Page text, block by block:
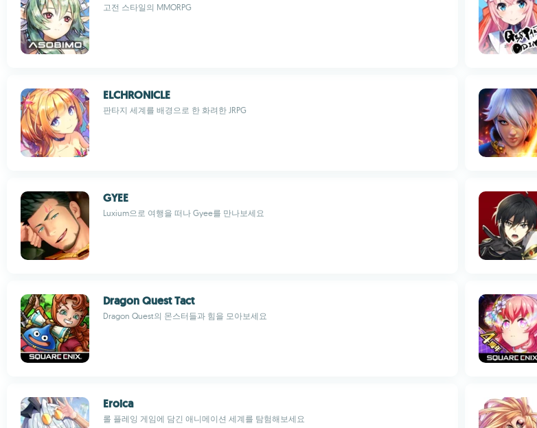
고전 스타일의 MMORPG
ELCHRONICLE
판타지 세계를 배경으로 한 화려한 JRPG
GYEE
Luxium으로 여행을 떠나 Gyee를 만나보세요
Dragon Quest Tact
Dragon Quest의 몬스터들과 힘을 모아보세요
Eroica
롤 플레잉 게임에 담긴 애니메이션 세계를 탐험해보세요